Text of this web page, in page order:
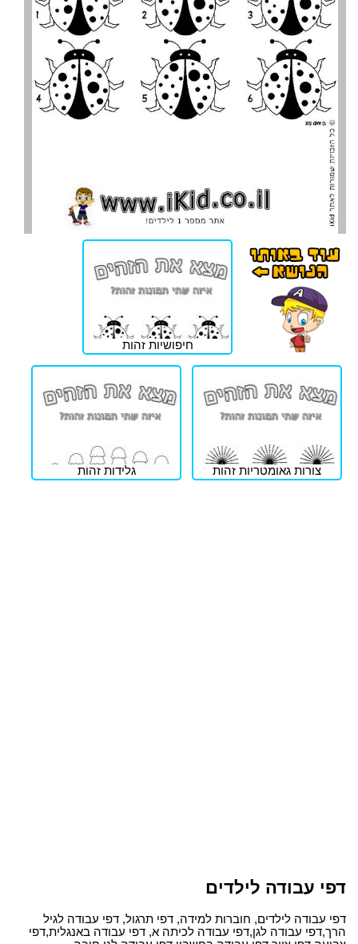
חיפושיות זהות
צורות גאומטריות זהות גלידות זהות
דפי עבודה לילדים
דפי עבודה לילדים, חוברות למידה, דפי תרגול, דפי עבודה לגיל
הרך,דפי עבודה לגן,דפי עבודה לכיתה א, דפי עבודה באנגלית,דפי